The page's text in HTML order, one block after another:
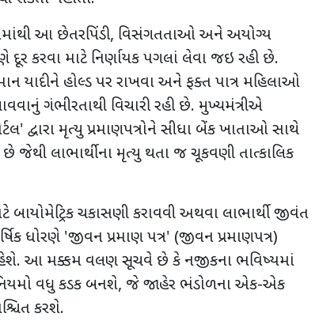
આ છેતરપિંડી, વિસંગતતાઓ અને અયોગ્ય
દૂર કરવા માટે નિર્ણાયક પગલાં લેવા જઇ રહી છે.
યાદીને હોલ્ડ પર રાખવા અને ફક્ત પાત્ર મહિલાઓ
ગંભીરતાથી વિચારી રહી છે. મુખ્યમંત્રીએ
' દ્વારા મૃત્યુ પ્રમાણપત્રોને સીધા બેંક ખાતાઓ સાથે
છે જેથી લાભાર્થીના મૃત્યુ થતા જ ચૂકવણી તાત્કાલિક
બાયોમેટ્રિક ચકાસણી કરાવવી અથવા લાભાર્થી જીવંત
ધોરણે 'જીવન પ્રમાણ પત્ર' (જીવન પ્રમાણપત્ર)
આ મક્કમ વલણ સૂચવે છે કે નજીકના ભવિષ્યમાં
વધુ કડક બનશે, જે જાહેર ભંડોળના એક-એક
કરશે.